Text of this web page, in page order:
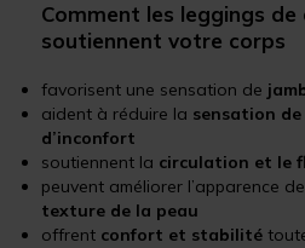
Comment les leggings de
soutiennent votre corps
favorisent une sensation de
aident à réduire la sensation
d’inconfort
soutiennent la circulation et le
peuvent améliorer l’apparence
texture de la peau
offrent confort et stabilité